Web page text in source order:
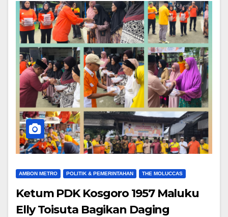
AMBON METRO POLITIK & PEMERINTAHAN THE MOLUCCAS
Ketum PDK Kosgoro 1957 Maluku
Elly Toisuta Bagikan Daging